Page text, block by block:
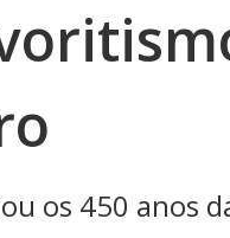
os 450 anos